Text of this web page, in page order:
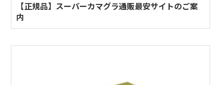
【正規品】スーパーカマグラ通販最安サイトのご案
内